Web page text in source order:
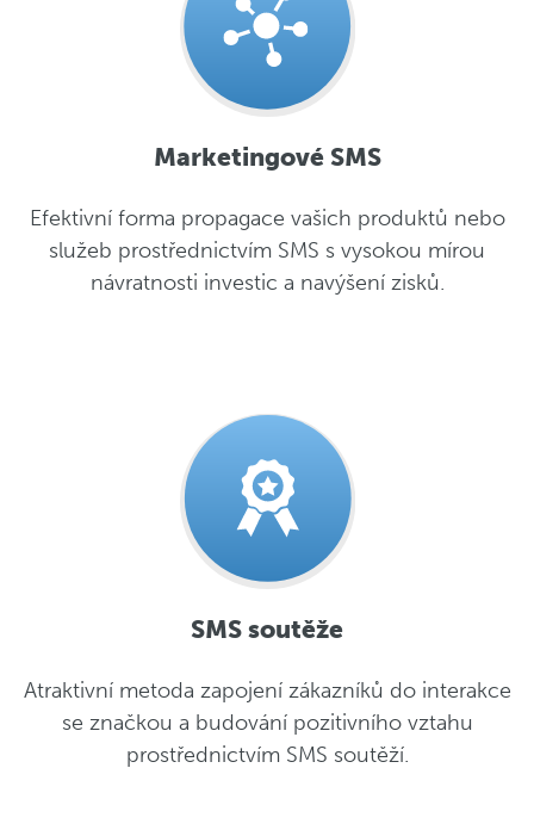
Marketingové SMS
Efektivní forma propagace vašich produktů nebo
služeb prostřednictvím SMS s vysokou mírou
návratnosti investic a navýšení zisků.
SMS soutěže
Atraktivní metoda zapojení zákazníků do interakce
se značkou a budování pozitivního vztahu
prostřednictvím SMS soutěží.